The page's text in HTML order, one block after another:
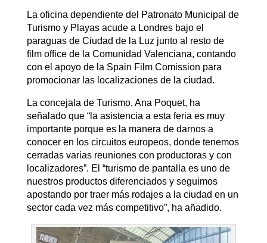
La oficina dependiente del Patronato Municipal de
Turismo y Playas acude a Londres bajo el
paraguas de Ciudad de la Luz junto al resto de
film office de la Comunidad Valenciana, contando
con el apoyo de la Spain Film Comission para
promocionar las localizaciones de la ciudad.
La concejala de Turismo, Ana Poquet, ha
señalado que “la asistencia a esta feria es muy
importante porque es la manera de darnos a
conocer en los circuitos europeos, donde tenemos
cerradas varias reuniones con productoras y con
localizadores”. El “turismo de pantalla es uno de
nuestros productos diferenciados y seguimos
apostando por traer más rodajes a la ciudad en un
sector cada vez más competitivo”, ha añadido.